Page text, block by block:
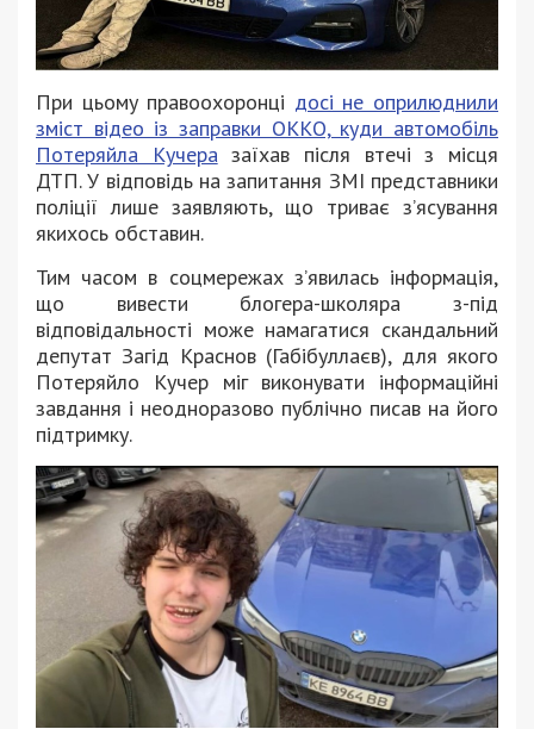
При цьому правоохоронці досі не оприлюднили
зміст відео із заправки ОККО, куди автомобіль
Потеряйла Кучеразаїхав після втечі з місця
ДТП. У відповідь на запитання ЗМІ представники
поліції лише заявляють, що триває зʼясування
якихось обставин.
Тим часом в соцмережах зʼявилась інформація,
що вивести блогера-школяра з-під
відповідальності може намагатися скандальний
депутат Загід Краснов (Габібуллаєв), для якого
Потеряйло Кучер міг виконувати інформаційні
завдання і неодноразово публічно писав на його
підтримку.